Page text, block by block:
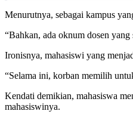
Menurutnya, sebagai kampus
“Bahkan, ada oknum dosen
Ironisnya, mahasiswi yang
“Selama ini, korban memilih
Kendati demikian, mahasiswa
mahasiswinya.